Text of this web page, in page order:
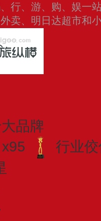
行、游、购、娱一
卖、明日达超市和
品牌
行业